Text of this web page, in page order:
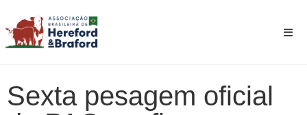
Sexta pesagem oficial